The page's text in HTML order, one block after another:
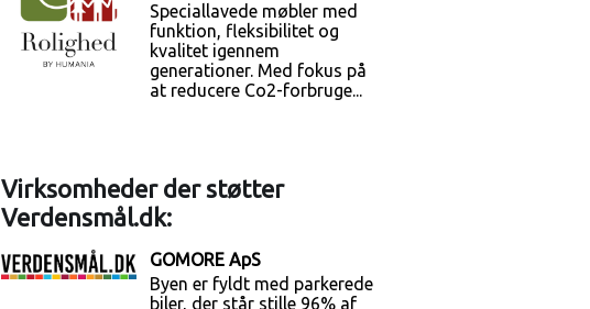
Speciallavede møbler med
funktion, fleksibilitet og
kvalitet igennem
generationer. Med fokus på
at reducere Co2-forbruge...
Virksomheder der støtter
Verdensmål.dk:
GOMORE ApS
Byen er fyldt med parkerede
biler, der står stille 96% af